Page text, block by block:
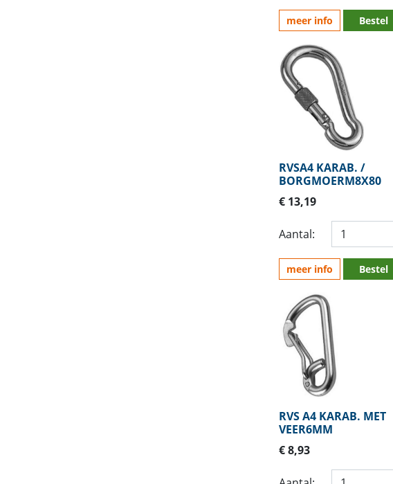
meer info Bestel
RVSA4 KARAB. /
BORGMOERM8X80
€ 13,19
Aantal:
meer info Bestel
RVS A4 KARAB. MET
VEER6MM
€ 8,93